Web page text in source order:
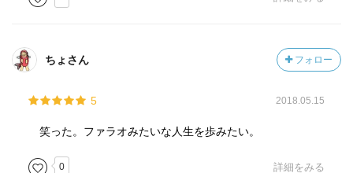
ちょさん フォロー
5 2018.05.15
笑った。ファラオみたいな人生を歩みたい。
0 詳細をみる